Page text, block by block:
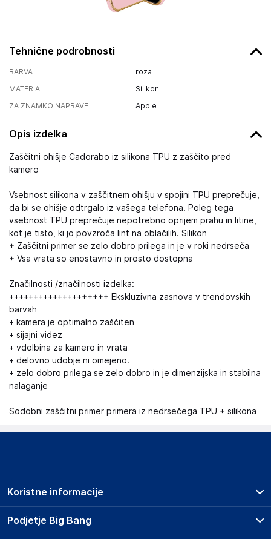
Tehnične podrobnosti
BARVA
roza
MATERIAL
Silikon
ZA ZNAMKO NAPRAVE
Apple
Opis izdelka
Zaščitni ohišje Cadorabo iz silikona TPU z zaščito pred
kamero
Vsebnost silikona v zaščitnem ohišju v spojini TPU preprečuje,
da bi se ohišje odtrgalo iz vašega telefona. Poleg tega
vsebnost TPU preprečuje nepotrebno oprijem prahu in litine,
kot je tisto, ki jo povzroča lint na oblačilih. Silikon
+ Zaščitni primer se zelo dobro prilega in je v roki nedrseča
+ Vsa vrata so enostavno in prosto dostopna
Značilnosti /značilnosti izdelka:
++++++++++++++++++++ Ekskluzivna zasnova v trendovskih
barvah
+ kamera je optimalno zaščiten
+ sijajni videz
+ vdolbina za kamero in vrata
+ delovno udobje ni omejeno!
+ zelo dobro prilega se zelo dobro in je dimenzijska in stabilna
nalaganje
Sodobni zaščitni primer primera iz nedrsečega TPU + silikona
Podjetje Big Bang
Koristne informacije
Prodajna mesta